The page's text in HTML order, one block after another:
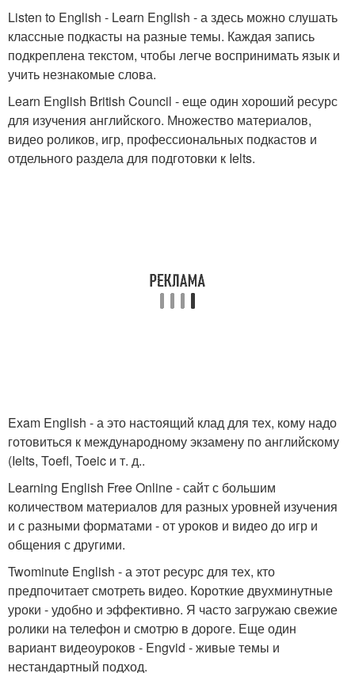
Listen to English - Learn English - а здесь можно слушать
классные подкасты на разные темы. Каждая запись
подкреплена текстом, чтобы легче воспринимать язык и
учить незнакомые слова.
Learn English British Council - еще один хороший ресурс
для изучения английского. Множество материалов,
видео роликов, игр, профессиональных подкастов и
отдельного раздела для подготовки к Ielts.
Exam English - а это настоящий клад для тех, кому надо
готовиться к международному экзамену по английскому
(Ielts, Toefl, Toeic и т. д..
Learning English Free Online - сайт с большим
количеством материалов для разных уровней изучения
и с разными форматами - от уроков и видео до игр и
общения с другими.
Twominute English - а этот ресурс для тех, кто
предпочитает смотреть видео. Короткие двухминутные
уроки - удобно и эффективно. Я часто загружаю свежие
ролики на телефон и смотрю в дороге. Еще один
вариант видеоуроков - Engvid - живые темы и
нестандартный подход.